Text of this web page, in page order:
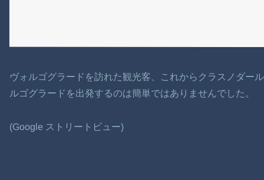
ヴォルゴグラードを訪れた観光客、これからクラスノダー
ルゴグラードを出発するのは簡単ではありませんでした。
(Google ストリートビュー)